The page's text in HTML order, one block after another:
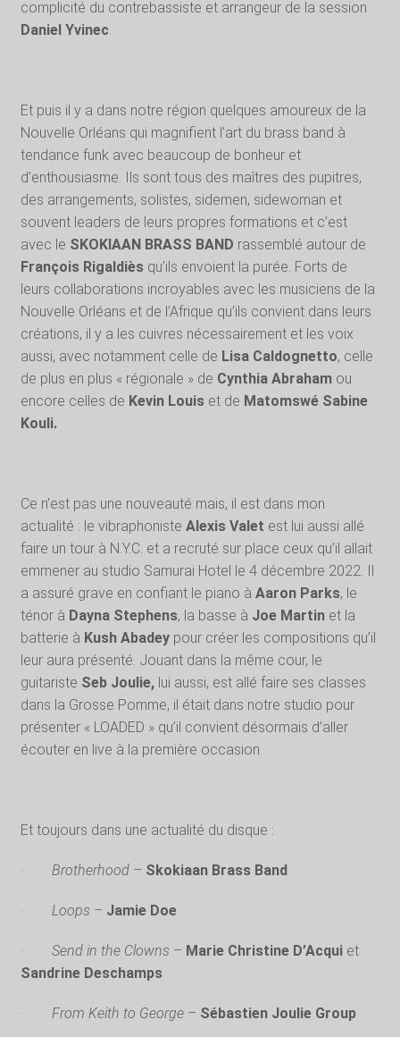
complicité du contrebassiste et arrangeur de la session
Daniel Yvinec.
Et puis il y a dans notre région quelques amoureux de la
Nouvelle Orléans qui magnifient l’art du brass band à
tendance funk avec beaucoup de bonheur et
d’enthousiasme. Ils sont tous des maîtres des pupitres,
des arrangements, solistes, sidemen, sidewoman et
souvent leaders de leurs propres formations et c’est
avec le SKOKIAAN BRASS BAND rassemblé autour de
François Rigaldiès qu’ils envoient la purée. Forts de
leurs collaborations incroyables avec les musiciens de la
Nouvelle Orléans et de l’Afrique qu’ils convient dans leurs
créations, il y a les cuivres nécessairement et les voix
aussi, avec notamment celle de Lisa Caldognetto, celle
de plus en plus « régionale » de Cynthia Abraham ou
encore celles de Kevin Louis et de Matomswé Sabine
Kouli.
Ce n’est pas une nouveauté mais, il est dans mon
actualité : le vibraphoniste Alexis Valet est lui aussi allé
faire un tour à N.Y.C. et a recruté sur place ceux qu’il allait
emmener au studio Samurai Hotel le 4 décembre 2022. Il
a assuré grave en confiant le piano à Aaron Parks, le
ténor à Dayna Stephens, la basse à Joe Martinet la
batterie à Kush Abadeypour créer les compositions qu’il
leur aura présenté. Jouant dans la même cour, le
guitariste Seb Joulie,lui aussi, est allé faire ses classes
dans la Grosse Pomme, il était dans notre studio pour
présenter « LOADED » qu’il convient désormais d’aller
écouter en live à la première occasion.
Et toujours dans une actualité du disque :
· Brotherhood – Skokiaan Brass Band
· Loops – Jamie Doe
· Send in the Clowns – Marie Christine D’Acqui et
Sandrine Deschamps
· From Keith to George – Sébastien Joulie Group